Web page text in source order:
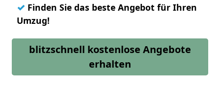
✓ Finden Sie das beste Angebot für Ihren
Umzug!
blitzschnell kostenlose Angebote
erhalten